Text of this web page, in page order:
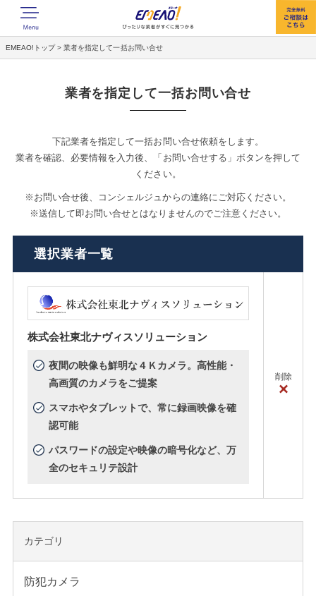
EMEAO!トップ>業者を指定して一括お問い合せ
業者を指定して一括お問い合せ
下記業者を指定して一括お問い合せ依頼をします。
業者を確認、必要情報を入力後、「お問い合せする」ボタンを押して
ください。
※お問い合せ後、コンシェルジュからの連絡にご対応ください。
※送信して即お問い合せとはなりませんのでご注意ください。
選択業者一覧
株式会社東北ナヴィスソリューション
夜間の映像も鮮明な４Ｋカメラ。高性能・
高画質のカメラをご提案
スマホやタブレットで、常に録画映像を確
認可能
パスワードの設定や映像の暗号化など、万
全のセキュリテ設計
削除
×
カテゴリ
防犯カメラ